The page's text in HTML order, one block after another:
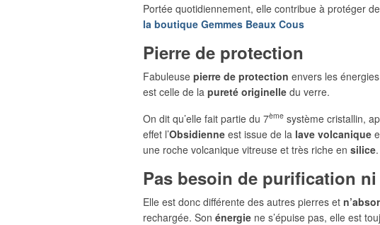
Portée quotidiennement, elle contribue à protéger
la boutique Gemmes Beaux Cous
Pierre de protection
Fabuleuse pierre de protection envers les
est celle de la pureté originelle du verre.
On dit qu’elle fait partie du 7ème système cristallin,
effet l’Obsidienne est issue de la lave volcanique
une roche volcanique vitreuse et très riche en silice.
Pas besoin de purification
Elle est donc différente des autres pierres et
rechargée. Son énergie ne s’épuise pas, elle est